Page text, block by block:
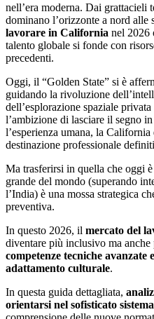
nell’era moderna. Dai grattacieli
dominano l’orizzonte a nord alle
lavorare in California nel 2026
talento globale si fonde con
precedenti.
Oggi, il “Golden State” si è
guidando la rivoluzione
dell’esplorazione spaziale
l’ambizione di lasciare il segno
l’esperienza umana, la
destinazione professionale
Ma trasferirsi in quella che oggi
grande del mondo (superando
l’India) è una mossa strategica
preventiva.
In questo 2026, il mercato del
diventare più inclusivo ma anche
competenze tecniche avanzate
adattamento culturale.
In questa guida dettagliata,
orientarsi nel sofisticato